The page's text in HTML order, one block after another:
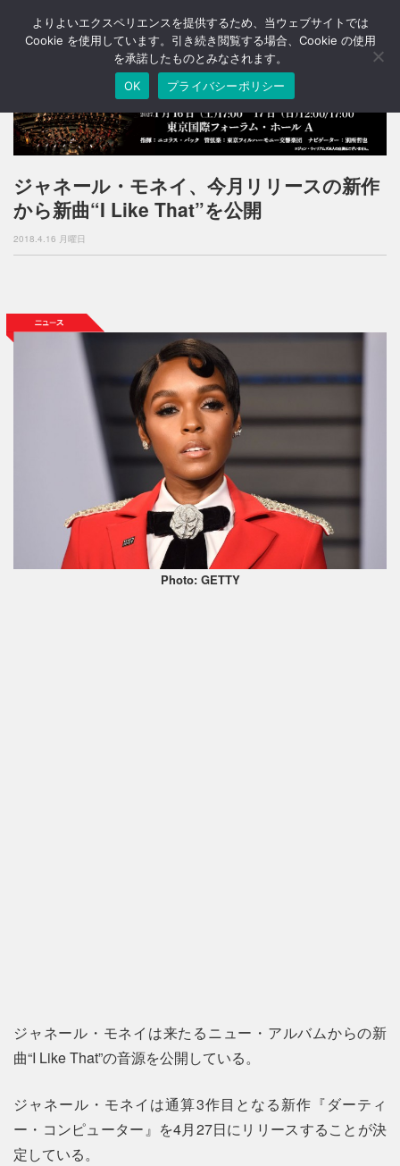
T
o
a
v
i
g
o
ジャネール・モネイ、今月リリースの新作
から新曲“I Like That”を公開
2018.4.16 月曜日
Photo: GETTY
ジャネール・モネイは来たるニュー・アルバムからの新
曲“I Like That”の音源を公開している。
ジャネール・モネイは通算3作目となる新作『ダーティ
ー・コンピューター』を4月27日にリリースすることが決
定している。
よりよいエクスペリエンスを提供するため、当ウェブサイトでは
Cookie を使用しています。引き続き閲覧する場合、Cookie の使用
を承諾したものとみなされます。
OK
プライバシーポリシー